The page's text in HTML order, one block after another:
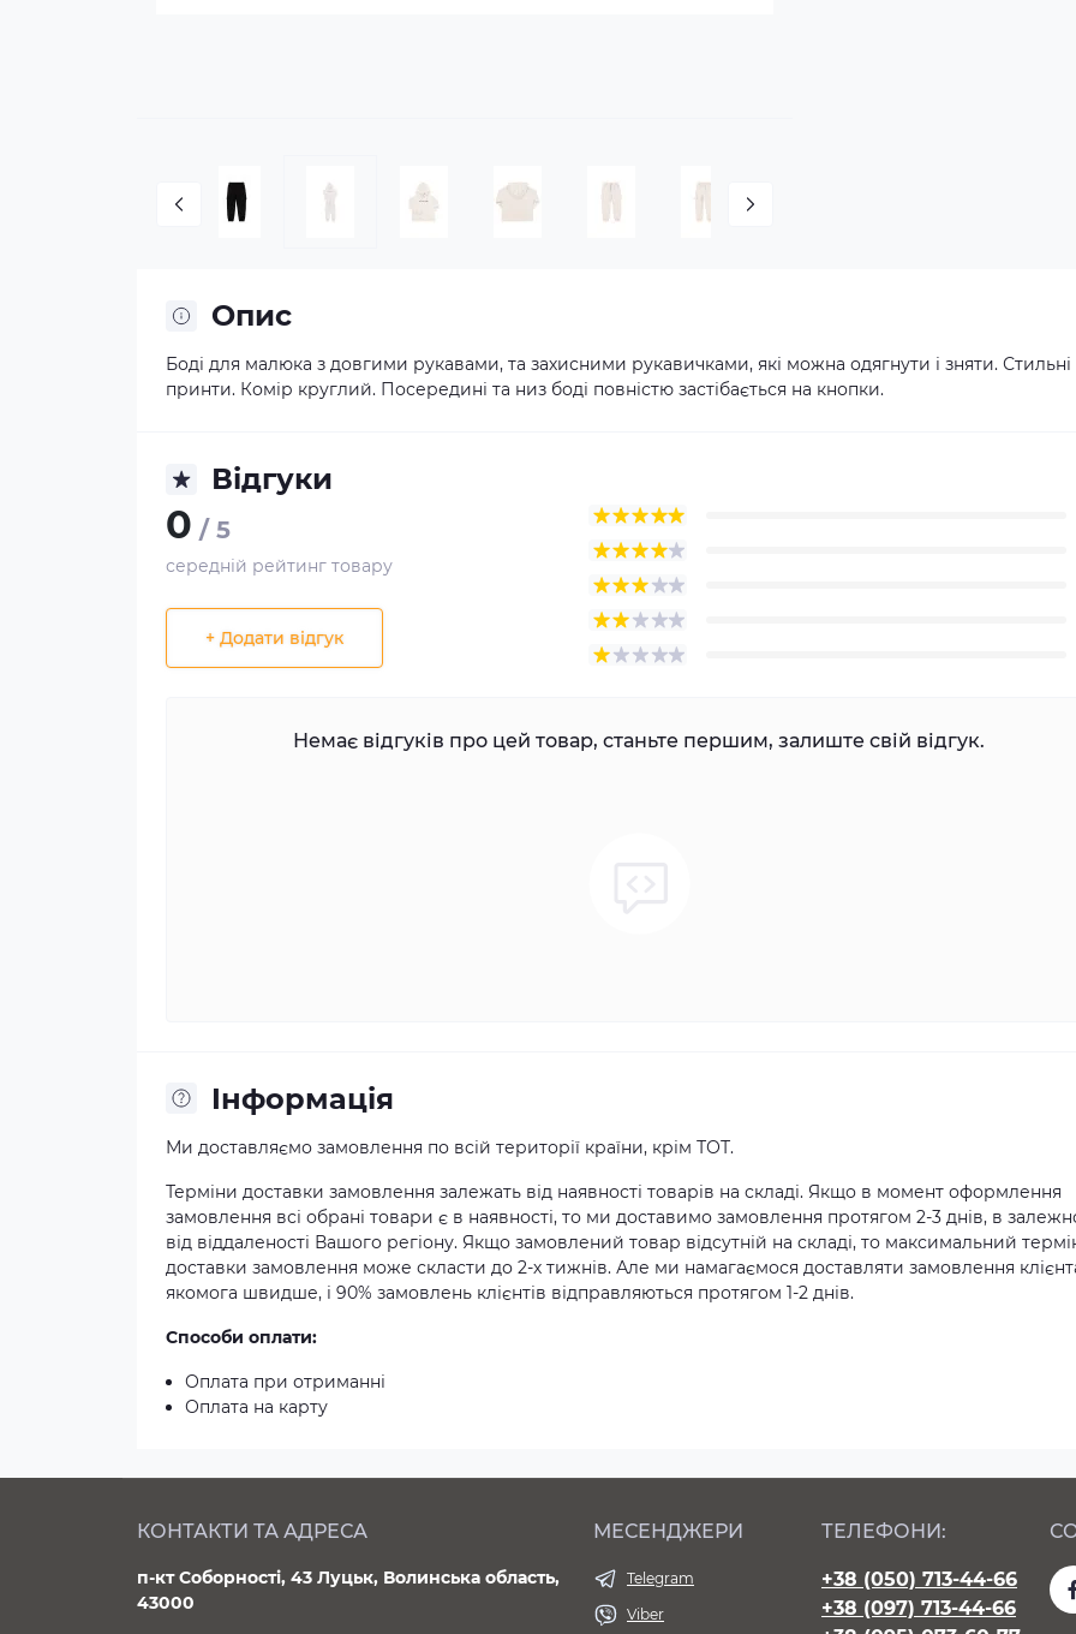
Опис
Боді для малюка з довгими рукавами, та захисними рукавичками, які можна одягнути і зняти. Стильні
принти. Комір круглий. Посередині та низ боді повністю застібається на кнопки.
Відгуки
0 / 5
середній рейтинг товару
+ Додати відгук
Немає відгуків про цей товар, станьте першим, залиште свій відгук.
Iнформація
Ми доставляємо замовлення по всій території країни, крім ТОТ.
Терміни доставки замовлення залежать від наявності товарів на складі. Якщо в момент оформлення
замовлення всі обрані товари є в наявності, то ми доставимо замовлення протягом 2-3 днів, в
від віддаленості Вашого регіону. Якщо замовлений товар відсутній на складі, то максимальний
доставки замовлення може скласти до 2-х тижнів. Але ми намагаємося доставляти замовлення
якомога швидше, і 90% замовлень клієнтів відправляються протягом 1-2 днів.
Способи оплати:
Оплата при отриманні
Оплата на карту
КОНТАКТИ ТА АДРЕСА
п-кт Соборності, 43 Луцьк, Волинська область,
43000
МЕСЕНДЖЕРИ
Telegram
Viber
ТЕЛЕФОНИ:
+38 (050) 713-44-66
+38 (097) 713-44-66